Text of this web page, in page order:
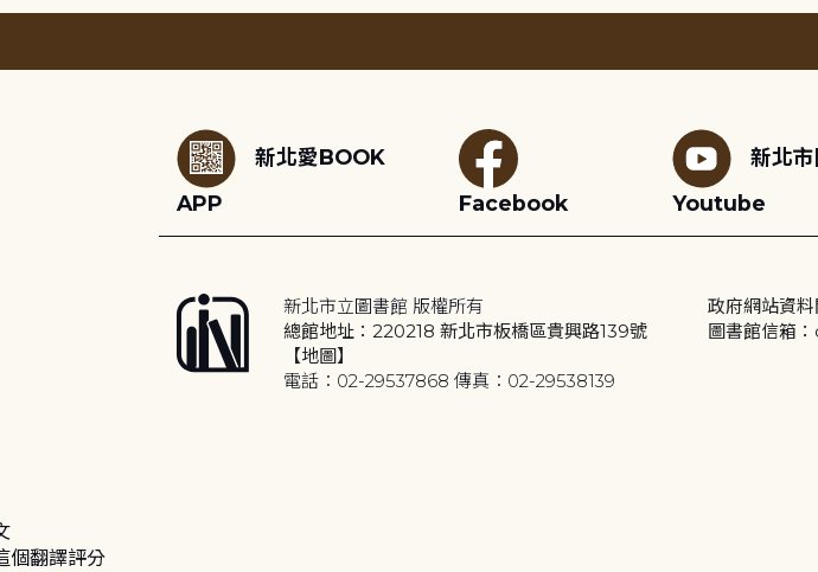
新北愛BOOK
APP
Facebook
新北市
Youtube
新北市立圖書館 版權所有
總館地址：220218 新北市板橋區貴興路139號
【地圖】
電話：02-29537868 傳真：02-29538139
政府網站資
圖書館信箱
個翻譯評分